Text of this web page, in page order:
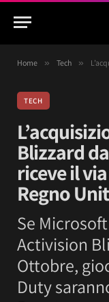
Home » Tech »
TECH
Blizzard
riceve il
Regno
Se
Activision
Ottobre,
Duty